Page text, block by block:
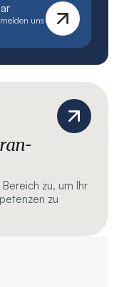
uns
zu, um Ihr
zu